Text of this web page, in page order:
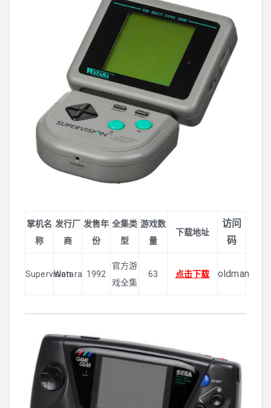
N64
3DO
MD
街机
其他家机
掌机名
称
发行厂
商
发售年
份
全集类
型
游戏数
量
下载地址
访问
码
Supervision
Watara 1992
官方游
戏全集
63 点击下载 oldman